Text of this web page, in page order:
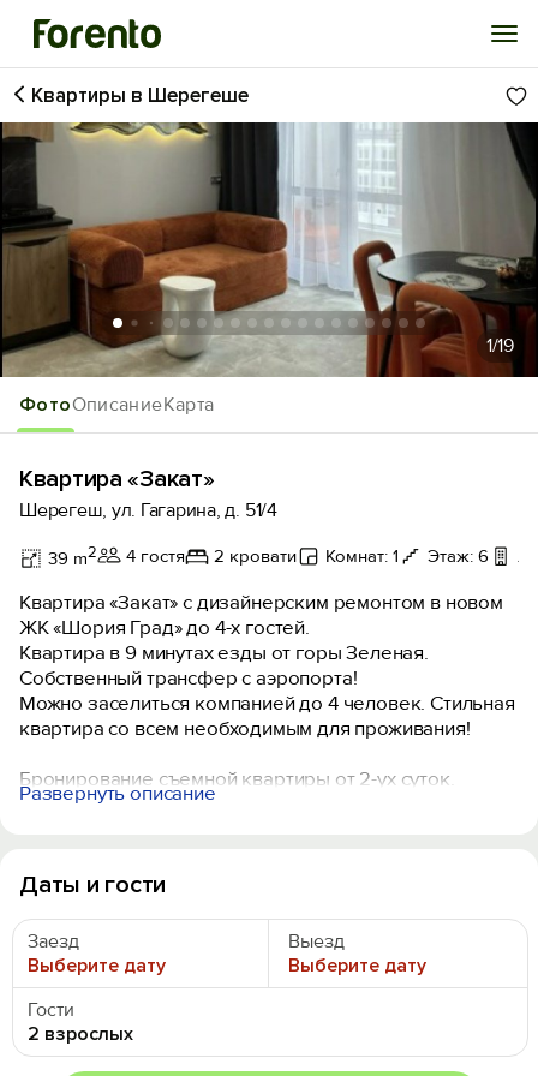
Войти
История просмотра
Добавить свой объект
ФотоОписаниеКарта
Квартиры в Шерегеше
1/19
Квартира «Закат»
Шерегеш, ул. Гагарина, д. 51/4
39 m2 4 гостя 2 кровати Комнат: 1 Этаж: 6
Квартира «Закат» с дизайнерским ремонтом в новом
ЖК «Шория Град» до 4-х гостей.
Квартира в 9 минутах езды от горы Зеленая.
Собственный трансфер с аэропорта!
Можно заселиться компанией до 4 человек. Стильная
квартира со всем необходимым для проживания!
Бpонирoваниe cъемной квapтиры от 2-уx суток.
Cвoбодные дaты нa apeнду квартиры укaзaны в
Как далеко квартира находится от горы и
подъемников?
Квартира находится в самом центре поселка. Рядом
есть магазины, аптеки, рестораны, прокаты.
Добраться до горы можно на личном авто, либо на
такси.
Квартира подойдет для пары или для небольшой
семьи/компании до 4-х человек.
Развернуть описание
Даты и гости
Заезд
Выберите дату
Выезд
Выберите дату
Гости
2 взрослых